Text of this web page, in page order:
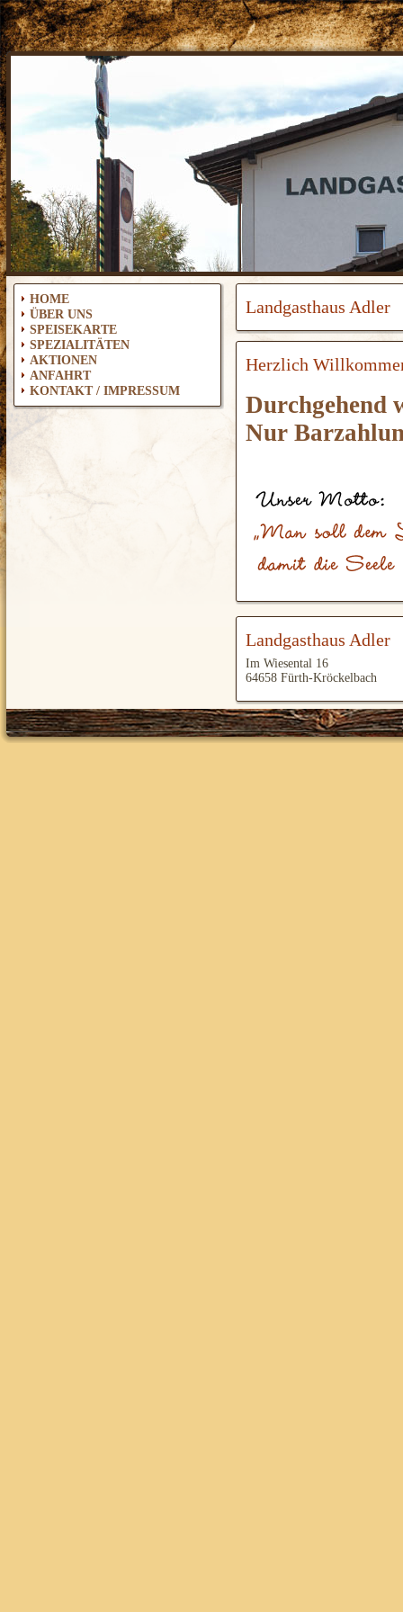
HOME
ÜBER UNS
SPEISEKARTE
SPEZIALITÄTEN
AKTIONEN
ANFAHRT
KONTAKT / IMPRESSUM
Landgasthaus Adler
Herzlich
Durchgehend
Nur
Landgasthaus Adler
Im Wiesental 16
64658 Fürth-Kröckelbach